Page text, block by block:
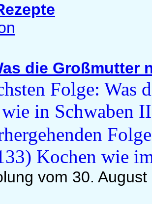
die Großmutter
vom 30. August